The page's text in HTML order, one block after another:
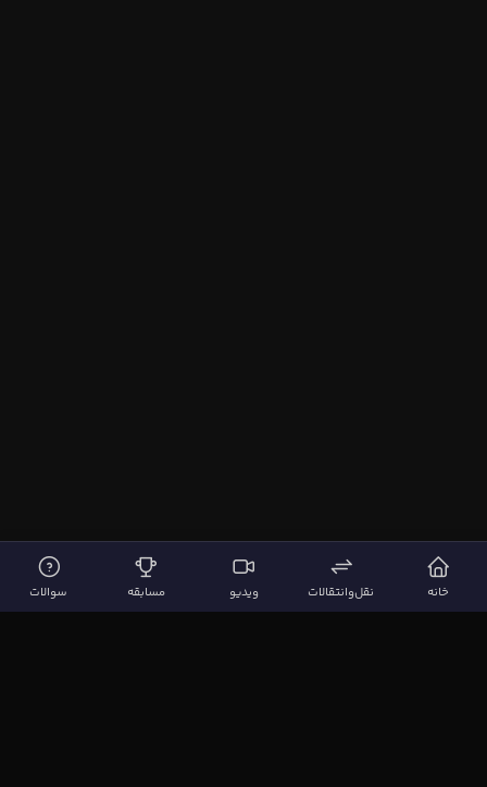
خانه نقل‌وانتقالات ویدیو مسابقه سوالات